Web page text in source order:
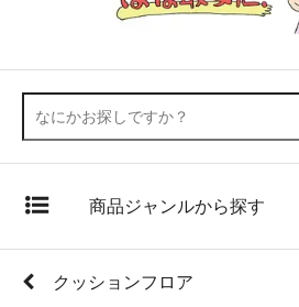
商品ジャンルから探す
クッションフロア